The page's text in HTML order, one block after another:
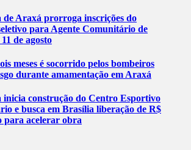
de Araxá prorroga inscrições do
para Agente Comunitário de
de agosto
meses é socorrido pelos bombeiros
durante amamentação em Araxá
inicia construção do Centro Esportivo
e busca em Brasília liberação de R$
para acelerar obra